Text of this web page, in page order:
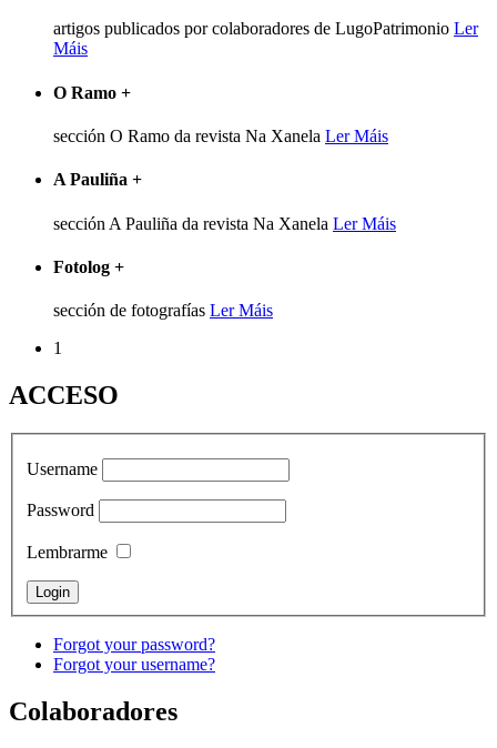
artigos publicados por colaboradores de LugoPatrimonio Ler
Máis
O Ramo +
sección O Ramo da revista Na Xanela Ler Máis
A Pauliña +
sección A Pauliña da revista Na Xanela Ler Máis
Fotolog +
sección de fotografías Ler Máis
1
ACCESO
Username
Password
Lembrarme
Forgot your password?
Forgot your username?
Colaboradores